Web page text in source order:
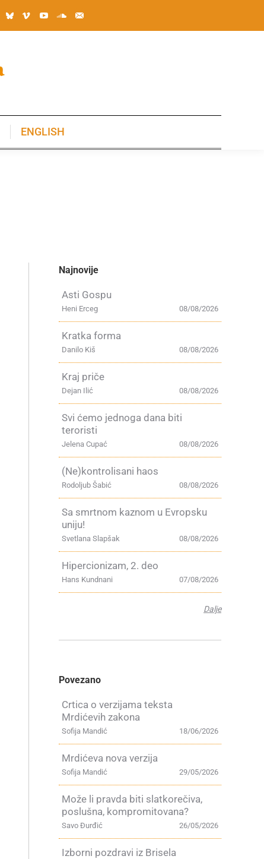
ENGLISH
Najnovije
Asti Gospu
08/08/2026
Heni Erceg
Kratka forma
08/08/2026
Danilo Kiš
Kraj priče
08/08/2026
Dejan Ilić
Svi ćemo jednoga dana biti
teroristi
08/08/2026
Jelena Cupać
(Ne)kontrolisani haos
08/08/2026
Rodoljub Šabić
Sa smrtnom kaznom u Evropsku
uniju!
08/08/2026
Svetlana Slapšak
Hipercionizam, 2. deo
07/08/2026
Hans Kundnani
Dalje
Povezano
Crtica o verzijama teksta
Mrdićevih zakona
18/06/2026
Sofija Mandić
Mrdićeva nova verzija
29/05/2026
Sofija Mandić
Može li pravda biti slatkorečiva,
poslušna, kompromitovana?
26/05/2026
Savo Đurđić
Izborni pozdravi iz Brisela
ENGLISH